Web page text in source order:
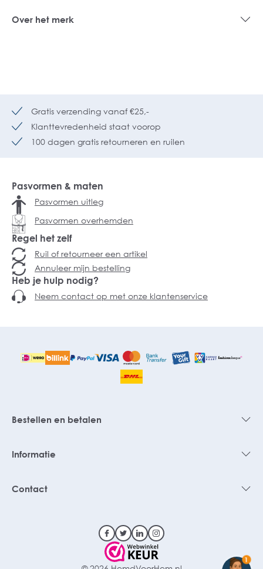
Over het merk
Gratis verzending vanaf €25,-
Klanttevredenheid staat voorop
100 dagen gratis retourneren en ruilen
Pasvormen & maten
Pasvormen uitleg
Pasvormen overhemden
Regel het zelf
Ruil of retourneer een artikel
Annuleer mijn bestelling
Heb je hulp nodig?
Neem contact op met onze klantenservice
Bestellen en betalen
Informatie
Contact
1